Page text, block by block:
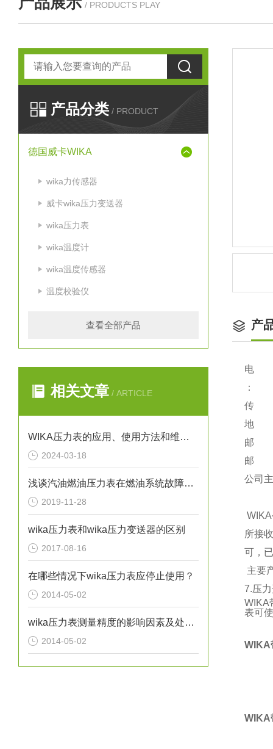
/ PRODUCTS PLAY
产品分类 / PRODUCT
德国威卡WIKA
wika力传感器
威卡wika压力变送器
wika压力表
wika温度计
wika温度传感器
温度校验仪
查看全部产品
相关文章 / ARTICLE
WIKA压力表的应用、使用方法和维护要点解析
2024-03-18
浅谈汽油燃油压力表在燃油系统故障排除中的应用
2019-11-28
wika压力表和wika压力变送器的区别
2017-08-16
在哪些情况下wika压力表应停止使用？
2014-05-02
wika压力表测量精度的影响因素及处理方法分析
2014-05-02
产
电
：
传 真
地 址
邮
邮
公司
WIKA
所接
可，
主要
7.压
WIKA
表可
WIKA
WIKA